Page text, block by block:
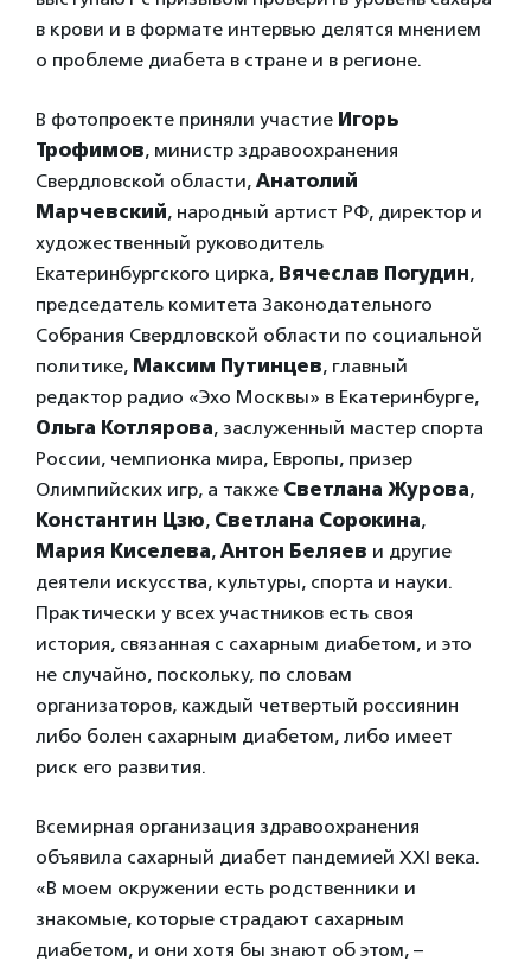
в крови и в формате интервью делятся мнением
о проблеме диабета в стране и в регионе.
В фотопроекте приняли участие Игорь
Трофимов, министр здравоохранения
Свердловской области, Анатолий
Марчевский, народный артист РФ, директор и
художественный руководитель
Екатеринбургского цирка, Вячеслав Погудин,
председатель комитета Законодательного
Собрания Свердловской области по социальной
политике, Максим Путинцев, главный
редактор радио «Эхо Москвы» в Екатеринбурге,
Ольга Котлярова, заслуженный мастер спорта
России, чемпионка мира, Европы, призер
Олимпийских игр, а также Светлана Журова,
Константин Цзю, Светлана Сорокина,
Мария Киселева, Антон Беляев и другие
деятели искусства, культуры, спорта и науки.
Практически у всех участников есть своя
история, связанная с сахарным диабетом, и это
не случайно, поскольку, по словам
организаторов, каждый четвертый россиянин
либо болен сахарным диабетом, либо имеет
риск его развития.
Всемирная организация здравоохранения
объявила сахарный диабет пандемией XXI века.
«В моем окружении есть родственники и
знакомые, которые страдают сахарным
диабетом, и они хотя бы знают об этом, –